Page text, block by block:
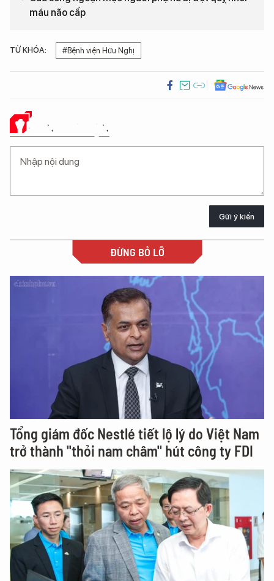
máu não cấp
TỪ KHÓA: #Bệnh viện Hữu Nghị
Ý KIẾN CỦA BẠN
Gửi ý kiến
ĐỪNG BỎ LỠ
Tổng giám đốc Nestlé tiết lộ lý do Việt Nam
trở thành "thỏi nam châm" hút công ty FDI